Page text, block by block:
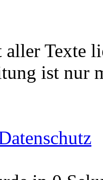
Texte
ist nur